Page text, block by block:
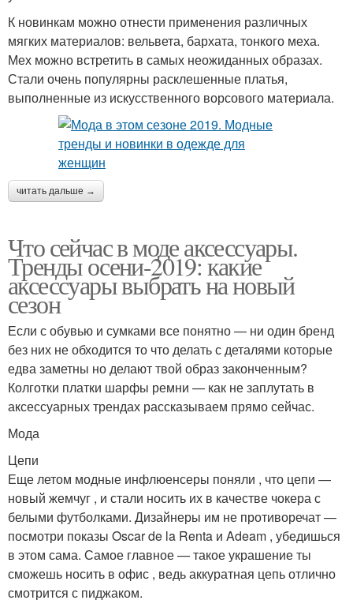
К новинкам можно отнести применения различных
мягких материалов: вельвета, бархата, тонкого меха.
Мех можно встретить в самых неожиданных образах.
Стали очень популярны расклешенные платья,
выполненные из искусственного ворсового материала.
читать дальше →
Что сейчас в моде аксессуары.
Тренды осени-2019: какие
аксессуары выбрать на новый
сезон
Если с обувью и сумками все понятно — ни один бренд
без них не обходится то что делать с деталями которые
едва заметны но делают твой образ законченным?
Колготки платки шарфы ремни — как не заплутать в
аксессуарных трендах рассказываем прямо сейчас.
Мода
Цепи
Еще летом модные инфлюенсеры поняли , что цепи —
новый жемчуг , и стали носить их в качестве чокера с
белыми футболками. Дизайнеры им не противоречат —
посмотри показы Oscar de la Renta и Adeam , убедишься
в этом сама. Самое главное — такое украшение ты
сможешь носить в офис , ведь аккуратная цепь отлично
смотрится с пиджаком.